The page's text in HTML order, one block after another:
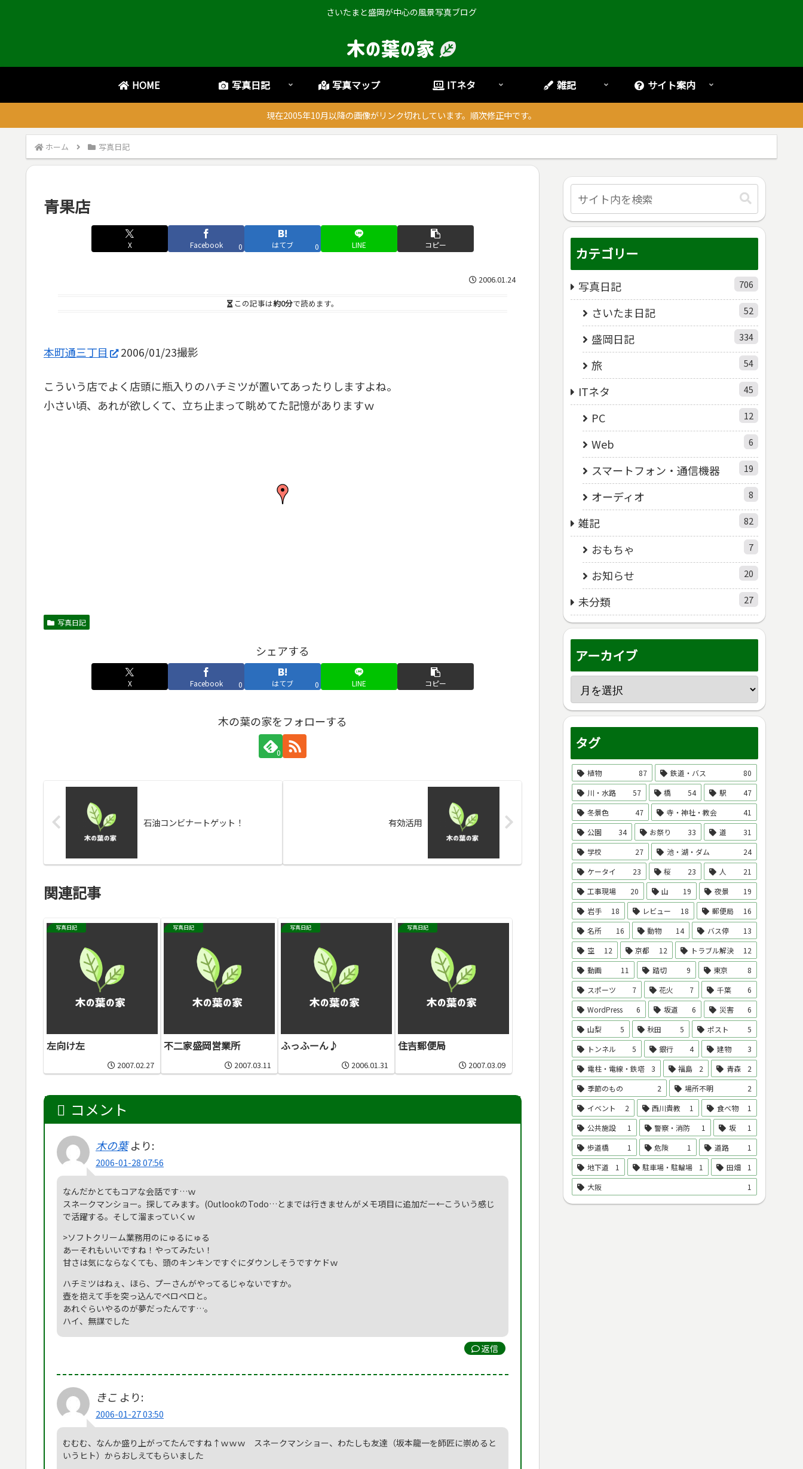
さいたまと盛岡が中心の風景写真ブログ
HOME 写真日記 写真マップ ITネタ 雑記 サイト案内
現在2005年10月以降の画像がリンク切れしています。順次修正中です。
ホーム 写真日記
青果店
X Facebook 0 はてブ 0 LINE コピー
2006.01.24
この記事は約0分で読めます。
本町通三丁目 2006/01/23撮影
こういう店でよく店頭に瓶入りのハチミツが置いてあったりしますよね。
小さい頃、あれが欲しくて、立ち止まって眺めてた記憶がありますｗ
写真日記
シェアする
X Facebook 0 はてブ 0 LINE コピー
木の葉の家をフォローする
0
石油コンビナートゲット！ 有効活用
関連記事
写真日記
左向け左
2007.02.27
写真日記
不二家盛岡営業所
2007.03.11
写真日記
ふっふーん♪
2006.01.31
写真日記
住吉郵便局
2007.03.09
コメント
木の葉 より:
2006-01-28 07:56
なんだかとてもコアな会話です…ｗ
スネークマンショー。探してみます。(OutlookのTodo…とまでは行きませんがメモ項目に追加だー←こういう感じ
で活躍する。そして溜まっていくｗ
>ソフトクリーム業務用のにゅるにゅる
あーそれもいいですね！やってみたい！
甘さは気にならなくても、頭のキンキンですぐにダウンしそうですケドｗ
ハチミツはねぇ、ほら、プーさんがやってるじゃないですか。
壺を抱えて手を突っ込んでペロペロと。
あれぐらいやるのが夢だったんです…。
ハイ、無謀でした
返信
きこ より:
2006-01-27 03:50
むむむ、なんか盛り上がってたんですね↑ｗｗｗ スネークマンショー、わたしも友達（坂本龍一を師匠に崇めると
いうヒト）からおしえてもらいました
カテゴリー
写真日記 706
さいたま日記 52
盛岡日記 334
旅 54
ITネタ 45
PC 12
Web 6
スマートフォン・通信機器 19
オーディオ 8
雑記 82
おもちゃ 7
お知らせ 20
未分類 27
アーカイブ
タグ
植物 87 鉄道・バス
80
川・水路
57 橋 54 駅
47
冬景色
47 寺・神社・教会
41
公園
34 お祭り 33 道
31
学校
27 池・湖・ダム
24
ケータイ
23 桜 23 人
21
工事現場
20 山 19 夜景
19
岩手
18 レビュー 18 郵便局
16
名所
16 動物 14 バス停
13
空
12 京都 12 トラブル解決
12
動画
11 踏切 9 東京
8
スポーツ
7 花火 7 千葉
6
WordPress
6 坂道 6 災害
6
山梨
5 秋田 5 ポスト
5
トンネル
5 銀行 4 建物
3
電柱・電線・鉄塔
3 福島 2 青森
2
季節のもの
2 場所不明
2
イベント
2 西川貴教 1 食べ物
1
公共施設
1 警察・消防 1 坂
1
歩道橋
1 危険 1 道路
1
地下道
1 駐車場・駐輪場 1 田畑
1
大阪
1